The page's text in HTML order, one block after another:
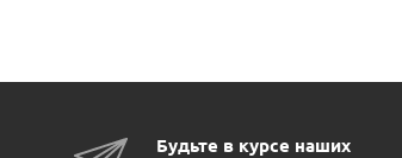
Будьте в курсе наших